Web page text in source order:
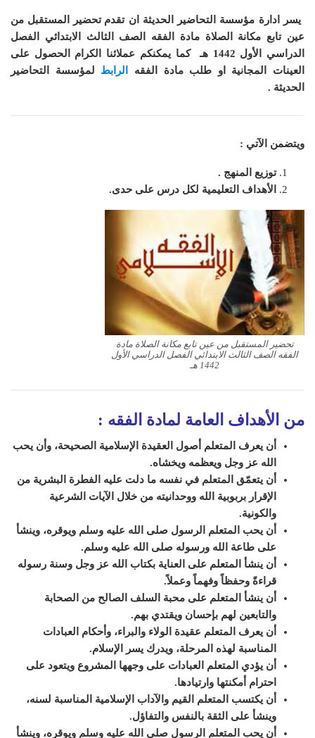
يسر ادارة مؤسسة التحاضير الحديثة ان تقدم تحضير المستقبل من
عين تابع مكانة الصلاة مادة الفقه الصف الثالث الابتدائي الفصل
الدراسي الأول 1442 هـ
كما يمكنكم عملائنا الكرام الحصول على
العينات المجانية او طلب مادة الفقه
الرابط لمؤسسة التحاضير
الحديثة .
ويتضمن الآتي :
توزيع المنهج .
الأهداف التعليمية لكل درس على حدى.
تحضير المستقبل من عين تابع مكانة الصلاة مادة
الفقه الصف الثالث الابتدائي الفصل الدراسي الأول
1442 هـ
من الأهداف العامة لمادة الفقه :
أن يعرف المتعلم أصول العقيدة الإسلامية الصحيحة، وأن يحب
الله عز وجل ويعظمه ويخشاه.
أن يتعمّق المتعلم في نفسه ما دلت عليه الفطرة البشرية من
الإقرار بربوبية الله ووحدانيته من خلال الآيات الشرعية
والكونية.
أن يحب المتعلم الرسول صلى الله عليه وسلم ويوقره، وينشأ
على طاعة الله ورسوله صلى الله عليه وسلم.
أن ينشأ المتعلم على العناية بكتاب الله عز وجل وسنة رسوله
قراءةً وحفظاً وفهماً وعملاً.
أن ينشأ المتعلم على محبة السلف الصالح من الصحابة
والتابعين لهم بإحسان ويقتدي بهم.
أن يعرف المتعلم عقيدة الولاء والبراء، وأحكام العبادات
المناسبة لهذه المرحلة، ويدرك يسر الإسلام.
أن يؤدي المتعلم العبادات على وجهها المشروع ويتعود على
احترام أمكنتها وارتيادها.
أن يكتسب المتعلم القيم والآداب الإسلامية المناسبة لسنه،
وينشأ على الثقة بالنفس والتفاؤل.
أن يحب المتعلم الرسول صلى الله عليه وسلم ويوقره، وينشأ